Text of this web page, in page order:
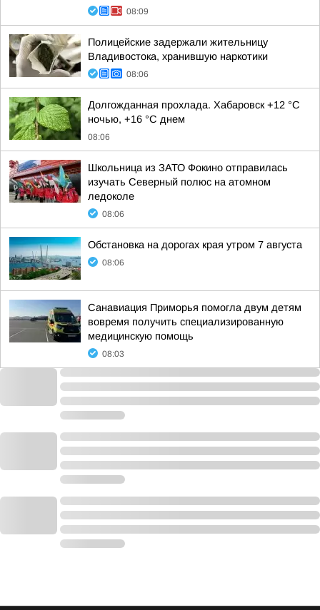
08:09
Полицейские задержали жительницу
Владивостока, хранившую наркотики
08:06
Долгожданная прохлада. Хабаровск +12 °C
ночью, +16 °C днем
08:06
Школьница из ЗАТО Фокино отправилась
изучать Северный полюс на атомном
ледоколе
08:06
Обстановка на дорогах края утром 7 августа
08:06
Санавиация Приморья помогла двум детям
вовремя получить специализированную
медицинскую помощь
08:03